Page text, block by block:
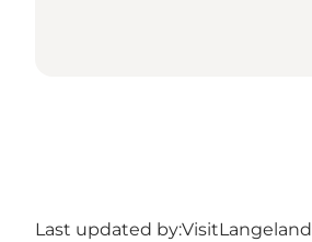
Last updated by:VisitLangeland